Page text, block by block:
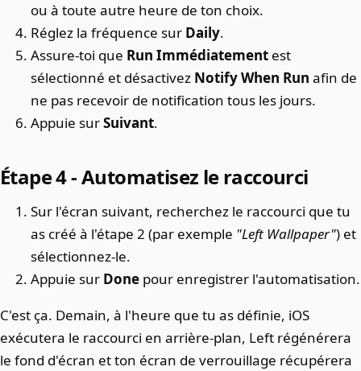
ou à toute autre heure de ton choix.
Réglez la fréquence sur Daily.
Assure-toi que Run Immédiatement est
sélectionné et désactivez Notify When Run afin de
ne pas recevoir de notification tous les jours.
Appuie surSuivant.
Étape 4 - Automatisez le raccourci
Sur l'écran suivant, recherchez le raccourci que tu
as créé à l'étape 2 (par exemple "Left Wallpaper") et
sélectionnez-le.
Appuie sur Done pour enregistrer l'automatisation.
C'est ça. Demain, à l'heure que tu as définie, iOS
exécutera le raccourci en arrière-plan, Left régénérera
le fond d'écran et ton écran de verrouillage récupérera